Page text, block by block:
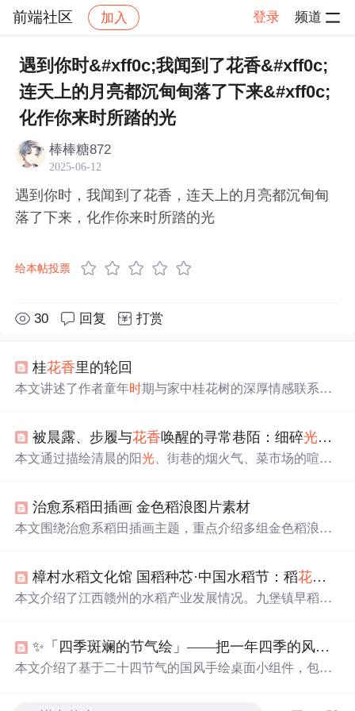
前端社区 加入 登录 频道
社区 前端社区 感慨 帖子详情
遇到你时&#xff0c;我闻到了花香&#xff0c;
连天上的月亮都沉甸甸落了下来&#xff0c;
化作你来时所踏的光
棒棒糖872
2025-06-12
遇到你时，我闻到了花香，连天上的月亮都沉甸甸
落了下来，化作你来时所踏的光
给本帖投票
30 回复 打赏
桂花香里的轮回
本文讲述了作者童年时期与家中桂花树的深厚情感联系，
交流的纽带。
被晨露、步履与花香唤醒的寻常巷陌：细碎光芒里
本文通过描绘清晨的阳光 、街巷的烟火气、菜市场的喧嚣
感知，强调幸福并非来自远方，而是源于对细微之处的觉
察与珍视。
治愈系稻田插画 金色稻浪图片素材
本文围绕治愈系稻田插画主题，重点介绍多组金色稻浪、
动）、色彩表现（蜜色晨光、橘调夕阳、半透明暖光）及
自然细节（小瓢虫、草帽、露水），强调其在壁纸、桌面
樟村水稻文化馆 国稻种芯·中国水稻节：稻花香
本文介绍了江西赣州的水稻产业发展情况。九堡镇早稻丰
成“水稻文化馆”研学基地，融合多元素，为村集体经济注
入新动能，推动乡村发展。
✨「四季斑斓的节气绘」——把一年四季的风声、
本文介绍了基于二十四节气的国风手绘桌面小组件，包含